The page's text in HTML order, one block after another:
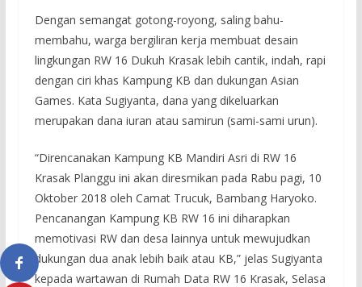
Dengan semangat gotong-royong, saling bahu-
membahu, warga bergiliran kerja membuat desain
lingkungan RW 16 Dukuh Krasak lebih cantik, indah, rapi
dengan ciri khas Kampung KB dan dukungan Asian
Games. Kata Sugiyanta, dana yang dikeluarkan
merupakan dana iuran atau samirun (sami-sami urun).
“Direncanakan Kampung KB Mandiri Asri di RW 16
Krasak Planggu ini akan diresmikan pada Rabu pagi, 10
Oktober 2018 oleh Camat Trucuk, Bambang Haryoko.
Pencanangan Kampung KB RW 16 ini diharapkan
memotivasi RW dan desa lainnya untuk mewujudkan
dukungan dua anak lebih baik atau KB,” jelas Sugiyanta
kepada wartawan di Rumah Data RW 16 Krasak, Selasa